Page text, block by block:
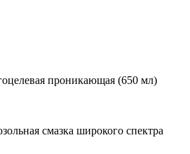
проникающая (650 мл)
смазка широкого спектра